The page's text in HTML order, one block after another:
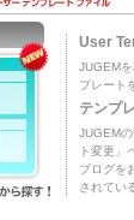
User
JUGEM
プレート
テンプ
JUGEM
ト変更」
ブログを
されてい